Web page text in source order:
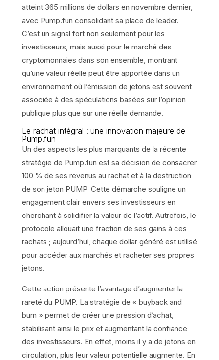
atteint 365 millions de dollars en novembre dernier,
avec Pump.fun consolidant sa place de leader.
C’est un signal fort non seulement pour les
investisseurs, mais aussi pour le marché des
cryptomonnaies dans son ensemble, montrant
qu’une valeur réelle peut être apportée dans un
environnement où l’émission de jetons est souvent
associée à des spéculations basées sur l’opinion
publique plus que sur une réelle demande.
Le rachat intégral : une innovation majeure de
Pump.fun
Un des aspects les plus marquants de la récente
stratégie de Pump.fun est sa décision de consacrer
100 % de ses revenus au rachat et à la destruction
de son jeton PUMP. Cette démarche souligne un
engagement clair envers ses investisseurs en
cherchant à solidifier la valeur de l’actif. Autrefois, le
protocole allouait une fraction de ses gains à ces
rachats ; aujourd’hui, chaque dollar généré est utilisé
pour accéder aux marchés et racheter ses propres
jetons.
Cette action présente l’avantage d’augmenter la
rareté du PUMP. La stratégie de « buyback and
burn » permet de créer une pression d’achat,
stabilisant ainsi le prix et augmentant la confiance
des investisseurs. En effet, moins il y a de jetons en
circulation, plus leur valeur potentielle augmente. En